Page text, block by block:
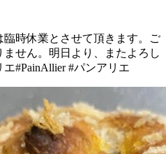
時休業とさせて頂きます。ご
せん。明日より、またよろし
#PainAllier #パンアリエ